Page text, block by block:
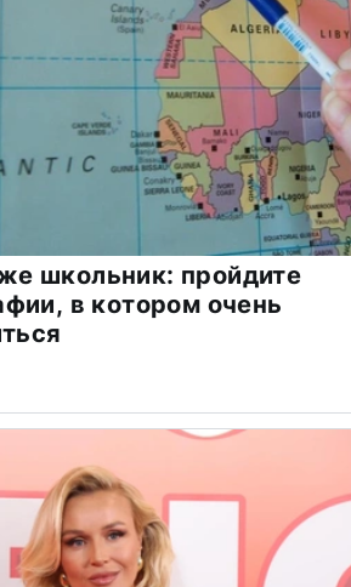
школьник: пройдите
в котором очень